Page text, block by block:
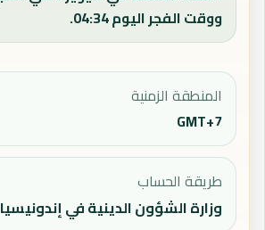
ووقت الفجر اليوم 04:34.
المنطقة الزمنية
GMT+7
طريقة الحساب
وزارة الشؤون الدينية في إندونيسيا